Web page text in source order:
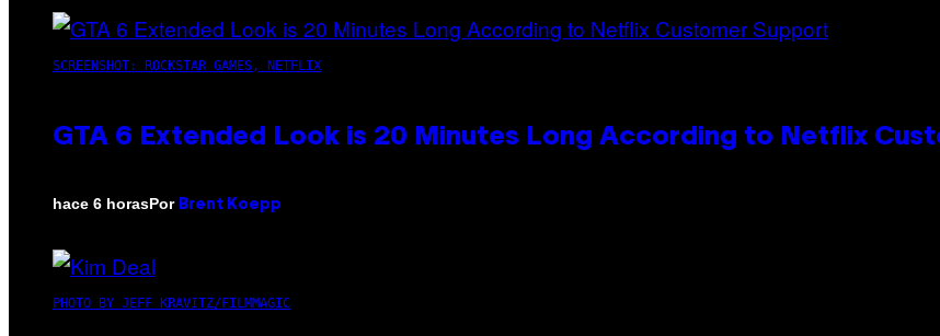
SCREENSHOT: ROCKSTAR GAMES, NETFLIX
GTA 6 Extended Look is 20 Minutes Long According to Netflix
hace 6 horasPor Brent Koepp
PHOTO BY JEFF KRAVITZ/FILMMAGIC